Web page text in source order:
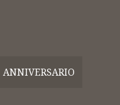
ANNIVERSARIO